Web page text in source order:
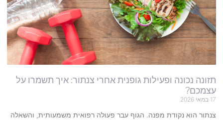
תזונה נכונה ופעילות גופנית אחרי צנתור: איך תשמרו על
עצמכם?
17 במאי 2026
צנתור הוא נקודת מפנה. הגוף עבר פעולה רפואית משמעותית, והשאלה